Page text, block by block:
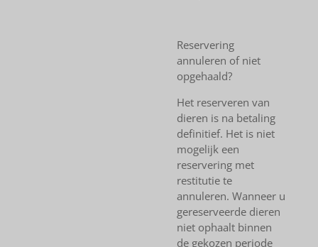
Reservering
annuleren of niet
opgehaald?
Het reserveren van
dieren is na betaling
definitief. Het is niet
mogelijk een
reservering met
restitutie te
annuleren. Wanneer u
gereserveerde dieren
niet ophaalt binnen
de gekozen periode